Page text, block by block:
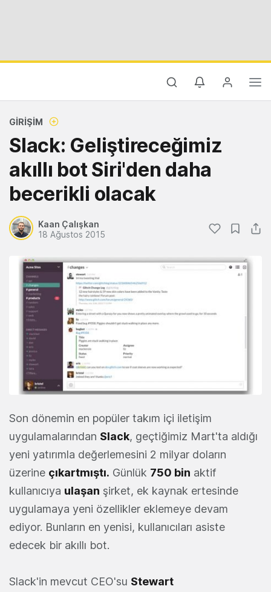
GIRIŞIM
Slack: Geliştireceğimiz
akıllı bot Siri'den daha
becerikli olacak
Kaan Çalışkan
18 Ağustos 2015
Son dönemin en popüler takım içi iletişim
uygulamalarından Slack, geçtiğimiz Mart'ta aldığı
yeni yatırımla değerlemesini 2 milyar doların
üzerine çıkartmıştı. Günlük 750 bin aktif
kullanıcıya ulaşan şirket, ek kaynak ertesinde
uygulamaya yeni özellikler eklemeye devam
ediyor. Bunların en yenisi, kullanıcıları asiste
edecek bir akıllı bot.
Slack'in mevcut CEO'su Stewart